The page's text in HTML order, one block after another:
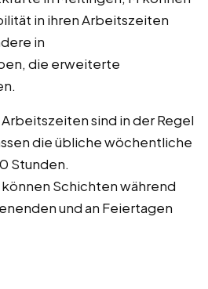
in ihren Arbeitszeiten
in
die erweiterte
sind in der Regel
die übliche wöchentliche
Stunden.
Schichten während
und an Feiertagen